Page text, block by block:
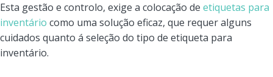
Esta gestão e controlo, exige a colocação de etiquetas para
inventário como uma solução eficaz, que requer alguns
cuidados quanto á seleção do tipo de etiqueta para
inventário.